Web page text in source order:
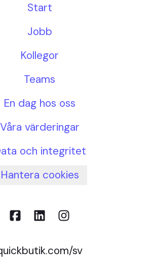
Start
Jobb
Kollegor
Teams
En dag hos oss
Våra värderingar
och integritet
Hantera cookies
sv